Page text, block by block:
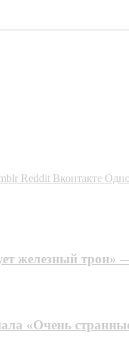
Reddit Вконтакте
железный трон»
«Очень